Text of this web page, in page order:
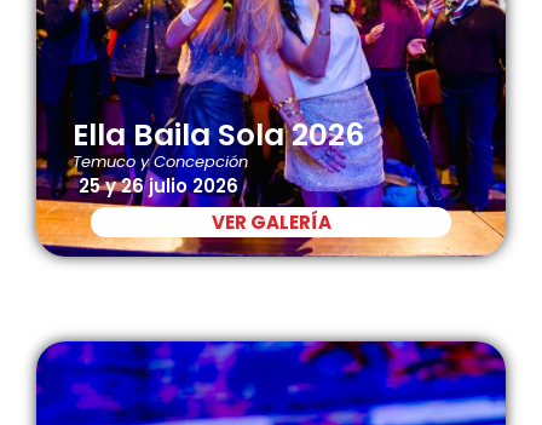
Ella Baila Sola 2026
Temuco y Concepción
25 y 26 julio 2026
VER GALERÍA